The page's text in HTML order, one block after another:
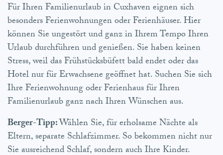
Für Ihren Familienurlaub in Cuxhaven eignen sich
besonders Ferienwohnungen oder Ferienhäuser. Hier
können Sie ungestört und ganz in Ihrem Tempo Ihren
Urlaub durchführen und genießen. Sie haben keinen
Stress, weil das Frühstücksbüfett bald endet oder das
Hotel nur für Erwachsene geöffnet hat. Suchen Sie sich
Ihre Ferienwohnung oder Ferienhaus für Ihren
Familienurlaub ganz nach Ihren Wünschen aus.
Berger-Tipp:Wählen Sie, für erholsame Nächte als
Eltern, separate Schlafzimmer. So bekommen nicht nur
Sie ausreichend Schlaf, sondern auch Ihre Kinder.